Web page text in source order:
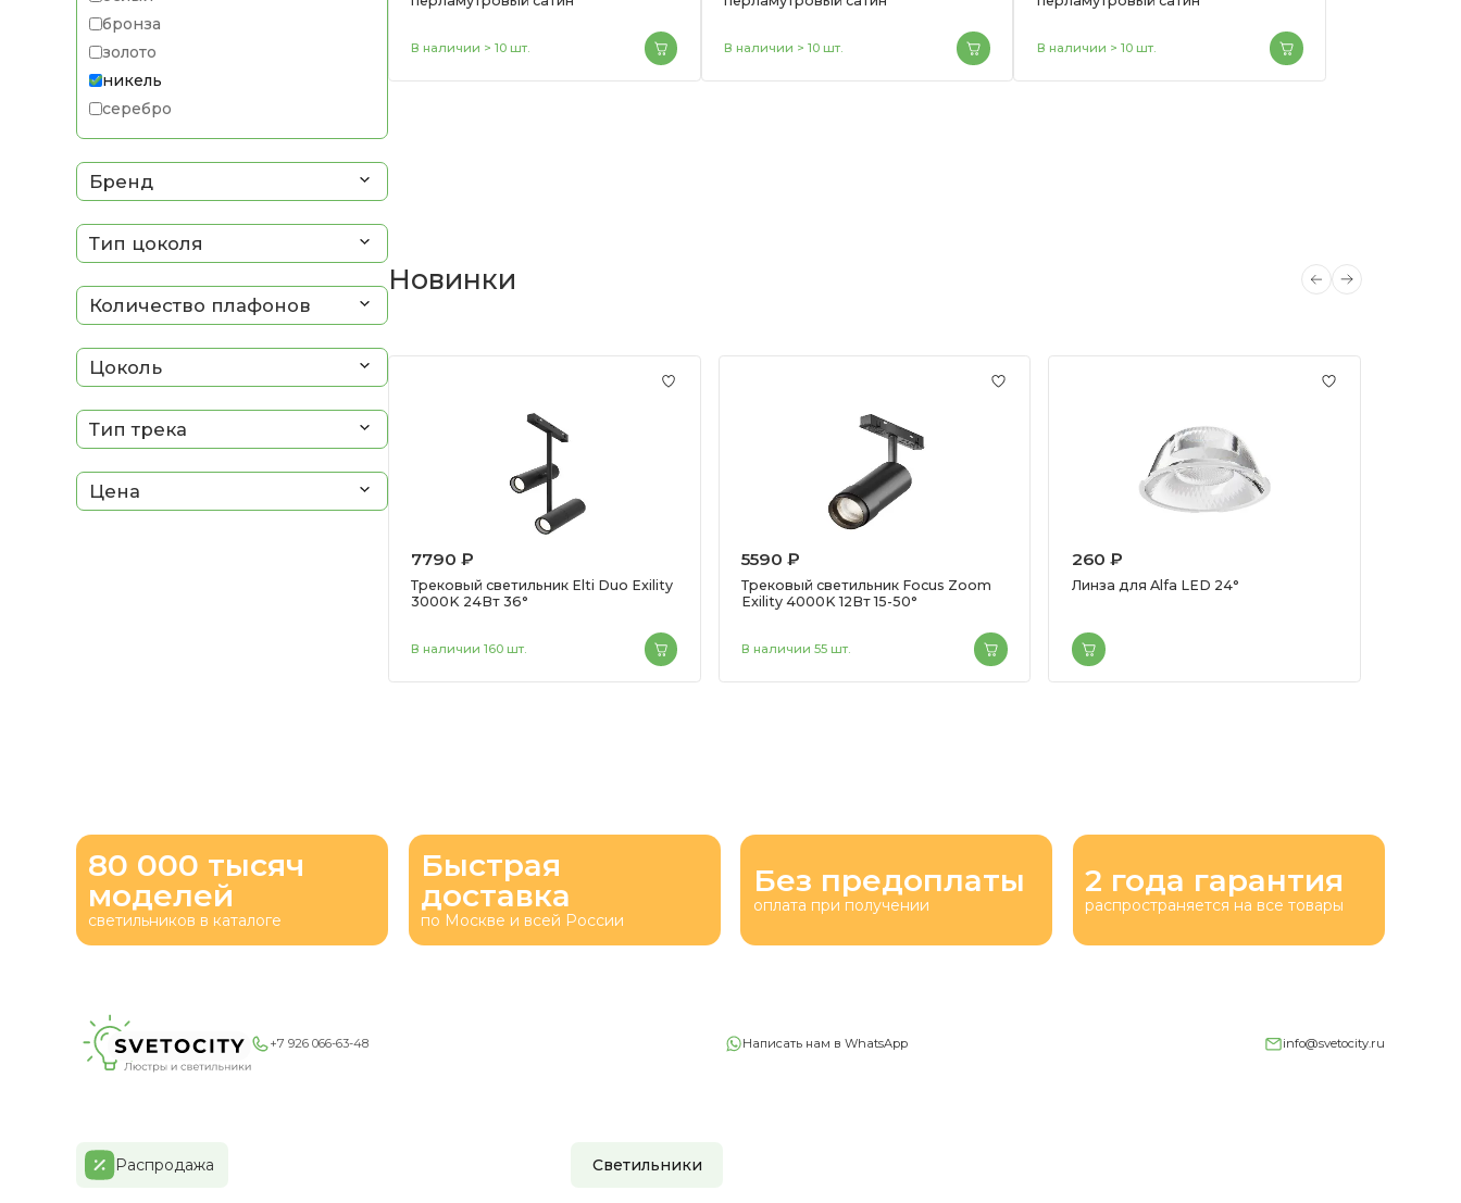
бронза
золото
никель
серебро
хром
черный
янтарный
Бренд
Тип цоколя
Количество плафонов
Цоколь
Тип трека
Цена
В наличии > 10 шт. В наличии > 10 шт. В наличии > 10 шт.
Новинки
7790 ₽
Трековый светильник Elti Duo Exility
3000K 24Вт 36°
В наличии 160 шт.
5590 ₽
Трековый светильник Focus Zoom
Exility 4000K 12Вт 15-50°
В наличии 55 шт.
260 ₽
Линза для Alfa LED 24°
80 000 тысяч
моделей
светильников в каталоге
Быстрая
доставка
по Москве и всей России
Без предоплаты
оплата при получении
2 года гарантия
распространяется на все товары
+7 926 066-63-48 Написать нам в WhatsApp info@svetocity.ru
Распродажа Светильники